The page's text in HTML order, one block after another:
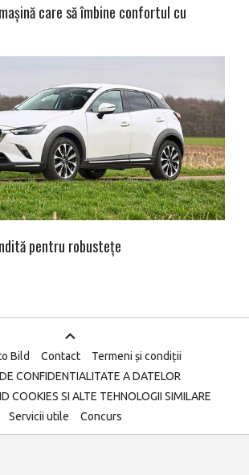
care să îmbine confortul cu
pentru robustețe
Bild Contact
Termeni și condiții
CONFIDENTIALITATE A DATELOR
COOKIES SI ALTE TEHNOLOGII SIMILARE
Servicii utile
Concurs